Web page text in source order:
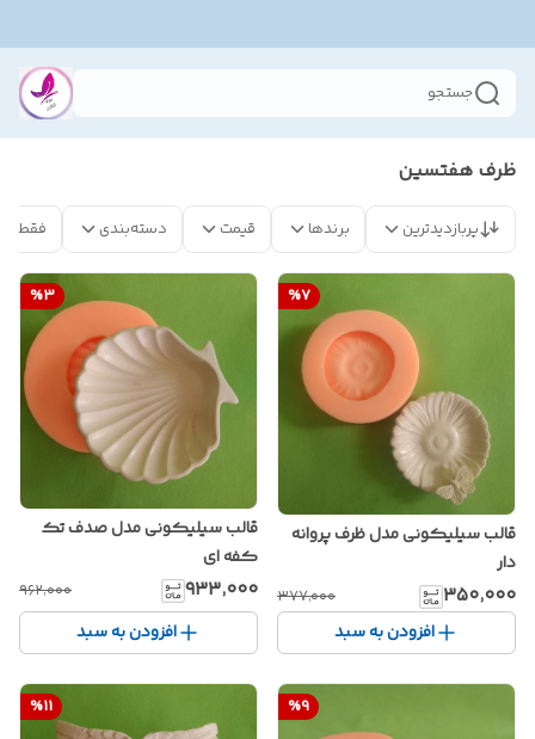
جستجو
ظرف هفتسین
پربازدیدترین برندها قیمت دسته‌بندی فقط
%7
قالب سیلیکونی مدل ظرف پروانه
دار
۳۵۰٬۰۰۰ ۳۷۷٬۰۰۰
افزودن به سبد
%3
قالب سیلیکونی مدل صدف تک
کفه ای
۹۳۳٬۰۰۰ ۹۶۲٬۰۰۰
افزودن به سبد
%9
%11